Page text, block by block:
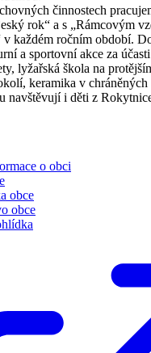
činnostech
rok“ a s „Rámcovým
v každém ročním období.
a sportovní akce za
lyžařská škola na
keramika v chráněných
navštěvují i děti z
o obci
obce
obce